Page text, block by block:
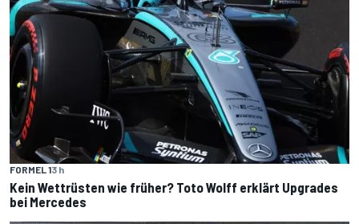
FORMEL 13 h
Kein Wettrüsten wie früher? Toto Wolff erklärt Upgrades
bei Mercedes